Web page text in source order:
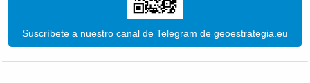
Suscríbete a nuestro canal de Telegram de geoestrategia.eu